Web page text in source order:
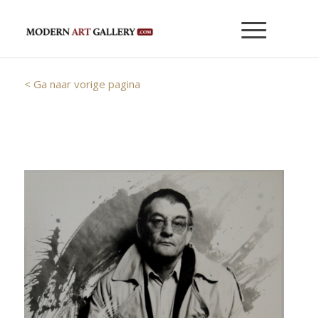
< Ga naar vorige pagina